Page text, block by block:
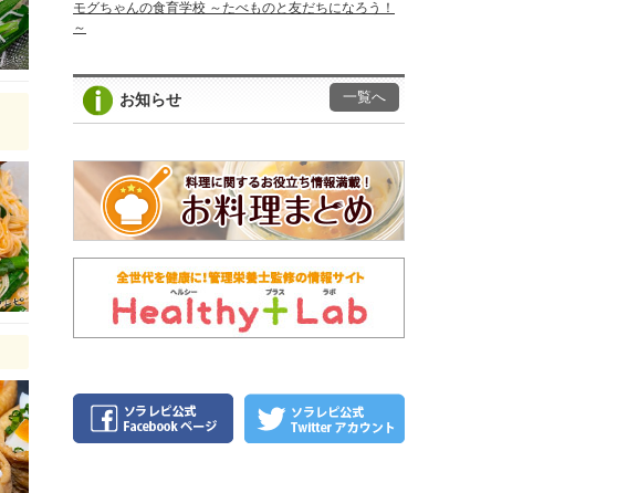
モグちゃんの食育学校 ～たべものと友だちになろう！
～
お知らせ 一覧へ